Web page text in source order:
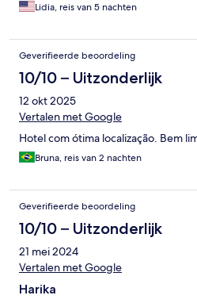
Lidia, reis van 5 nachten
Geverifieerde beoordeling
10/10 – Uitzonderlijk
12 okt 2025
Vertalen met Google
Hotel com ótima localização. Bem
Bruna, reis van 2 nachten
Geverifieerde beoordeling
10/10 – Uitzonderlijk
21 mei 2024
Vertalen met Google
Harika